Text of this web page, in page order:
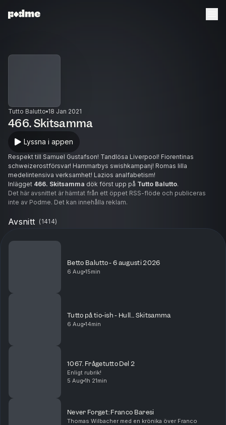
Tutto Balutto 18 Jan 2021
466. Skitsamma
Lyssna i appen
Respekt till Samuel Gustafson! Tandlösa Liverpool! Fiorentinas
schweizerostförsvar! Hammarbys swishkampanj! Romas lilla
medelintensiva verksamhet! Lazios analfabetism!
Inlägget 466. Skitsamma dök först upp på Tutto Balutto.
Det här avsnittet är hämtat från ett öppet RSS-flöde och publiceras
inte av Podme. Det kan innehålla reklam.
Avsnitt (1414)
Betto Balutto - 6 augusti 2026
6 Aug 15min
Tutto på tio-ish - Hull... Skitsamma
6 Aug 14min
1067. Frågetutto Del 2
Enligt rubrik!
5 Aug 1h 21min
Never Forget: Franco Baresi
Thomas Wilbacher med en krönika över Franco